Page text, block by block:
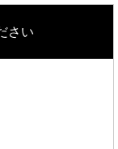
さい